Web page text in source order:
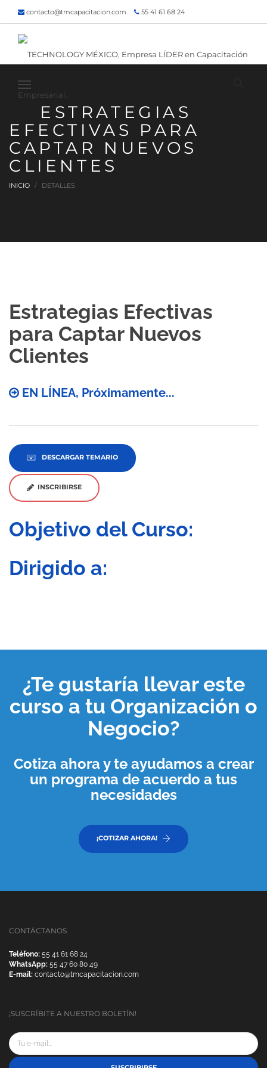
contacto@tmcapacitacion.com 55 41 61 68 24
55 47 60 80 49
Inicio ¿Quiénes somos? Contacto
¡Siguenos!
ESTRATEGIAS
EFECTIVAS PARA
CAPTAR NUEVOS
CLIENTES
INICIO DETALLES
Estrategias Efectivas
para Captar Nuevos
Clientes
EN LÍNEA, Próximamente...
DESCARGAR TEMARIO
INSCRIBIRSE
Objetivo del Curso:
Dirigido a:
¿Te gustaría llevar este
curso a tu Organización o
Negocio?
Cotiza ahora y te ayudamos a crear
un programa de acuerdo a tus
necesidades
¡COTIZAR AHORA!
CONTÁCTANOS
Teléfono: 55 41 61 68 24
WhatsApp: 55 47 60 80 49
E-mail: contacto@tmcapacitacion.com
¡SUSCRÍBITE A NUESTRO BOLETÍN!